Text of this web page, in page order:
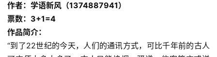
作者：学语新风（1374887941）
票数：3+1=4
作品简介：
“到了22世纪的今天，人们的通讯方式，可比千年前的古人